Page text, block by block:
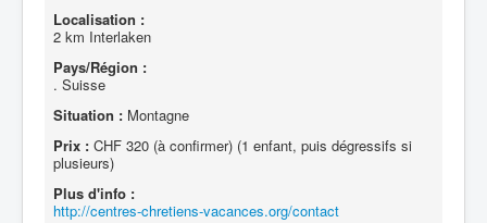
Localisation :
2 km Interlaken
Pays/Région :
. Suisse
Situation : Montagne
Prix : CHF 320 (à confirmer) (1 enfant, puis dégressifs si
plusieurs)
Plus d'info :
http://centres-chretiens-vacances.org/contact